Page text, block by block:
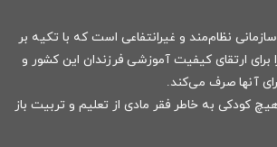
نظام‌مند و غیرانتفاعی است که با تکیه بر
برای ارتقای کیفیت آموزشی فرزندان این کشور و
آنها صرف می‌کند.
کودکی به خاطر فقر مادی از تعلیم و تربیت باز